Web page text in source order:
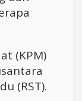
(KPM)
(RST).